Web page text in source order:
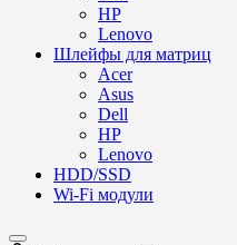
HP
Lenovo
Шлейфы для матриц
Acer
Asus
Dell
HP
Lenovo
HDD/SSD
Wi-Fi модули